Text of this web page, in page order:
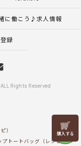
リリヤン
フェア
に働こう♪求人情報
録
Rights Reserved
）
プトートバッグ（レシピ）